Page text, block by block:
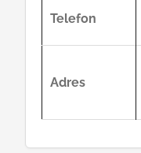
Telefon
Adres